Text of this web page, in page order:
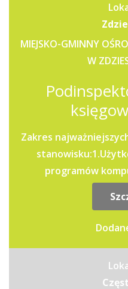
MIEJSKO-GMINNY
W
Zakres
programów
zapewniający: